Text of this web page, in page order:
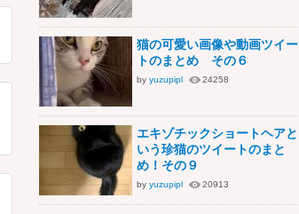
猫の可愛い画像や動画ツイー
トのまとめ その６
by yuzupipl 24258
エキゾチックショートヘアと
いう珍猫のツイートのまと
め！その９
by yuzupipl 20913